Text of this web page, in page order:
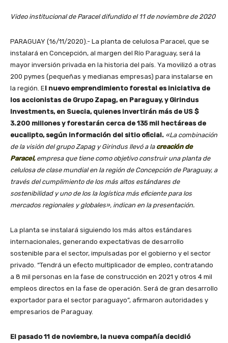
Video institucional de Paracel difundido el 11 de noviembre de 2020
PARAGUAY (16/11/2020).- La planta de celulosa Paracel, que se
instalará en Concepción, al margen del Río Paraguay, será la
mayor inversión privada en la historia del país. Ya movilizó a otras
200 pymes (pequeñas y medianas empresas) para instalarse en
la región. El nuevo emprendimiento forestal es iniciativa de
los accionistas de Grupo Zapag, en Paraguay, y Girindus
Investments, en Suecia, quienes invertirán más de US $
3.200 millones y forestarán cerca de 135 mil hectáreas de
eucalipto, según información del sitio oficial. «La combinación
de la visión del grupo Zapag y Girindus llevó a la creación de
Paracel, empresa que tiene como objetivo construir una planta de
celulosa de clase mundial en la región de Concepción de Paraguay, a
través del cumplimiento de los más altos estándares de
sostenibilidad y uno de los la logística más eficiente para los
mercados regionales y globales», indican en la presentación.
La planta se instalará siguiendo los más altos estándares
internacionales, generando expectativas de desarrollo
sostenible para el sector, impulsadas por el gobierno y el sector
privado. “Tendrá un efecto multiplicador de empleo, contratando
a 8 mil personas en la fase de construcción en 2021 y otros 4 mil
empleos directos en la fase de operación. Será de gran desarrollo
exportador para el sector paraguayo”, afirmaron autoridades y
empresarios de Paraguay.
El pasado 11 de noviembre, la nueva compañía decidió